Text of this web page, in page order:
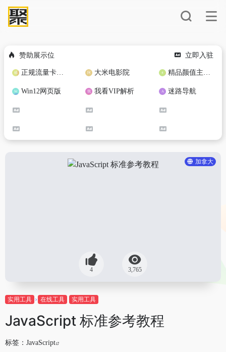
赞助展示位 立即入驻
正规流量卡免费加盟合作 大米电影院 精品颜值主播定制
Win12网页版 我看VIP解析 迷路导航
加拿大
4 3,765
实用工具 在线工具 实用工具
JavaScript 标准参考教程
标签： JavaScript